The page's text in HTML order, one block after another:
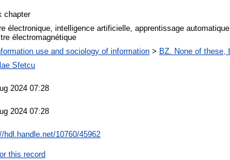
chapter
électronique, intelligence artificielle, apprentissage
électromagnétique
use and sociology of information > BZ. None of these,
Sfetcu
2024 07:28
2024 07:28
hdl.handle.net/10760/45962
this record